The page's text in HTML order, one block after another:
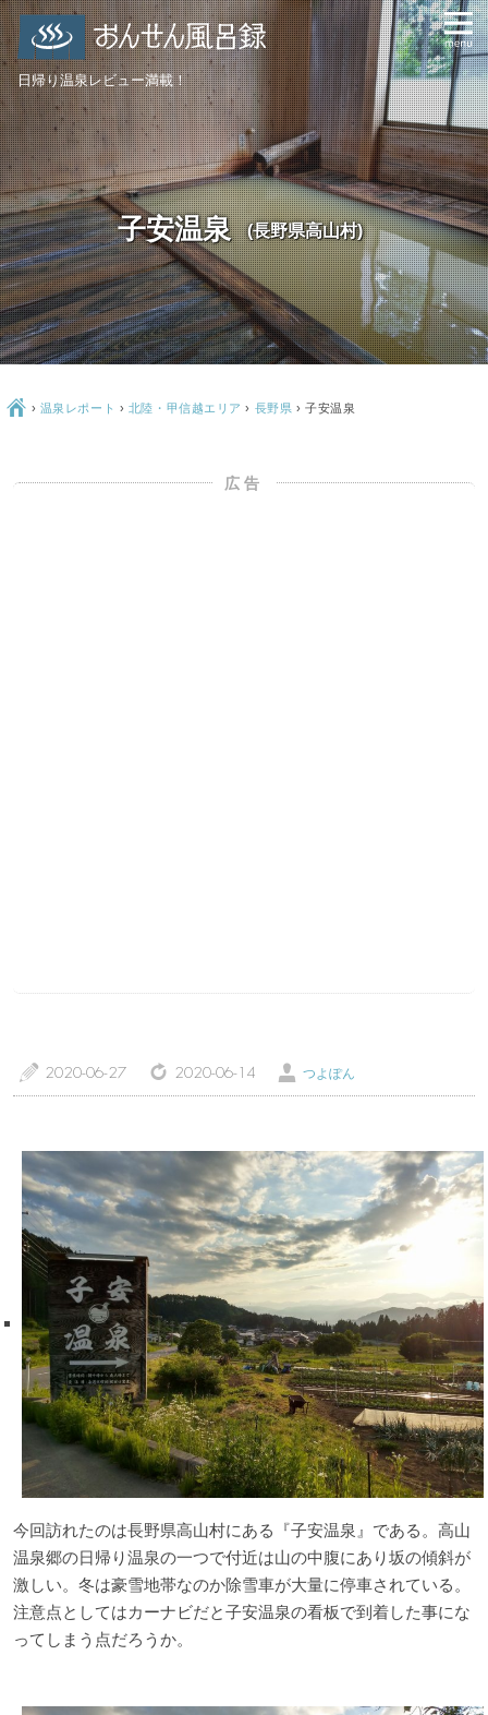
特徴・こだわりで選ぶ エリアから選ぶ
管理人随筆 当サイトについて
ご意見・お問い合わせ 利用規約
個人情報保護方針
日帰り温泉レビュー満載！
子安温泉 (長野県高山村)
Ç › 温泉レポート › 北陸・甲信越エリア › 長野県 › 子安温泉
a 2020-06-27 z 2020-06-14 Ü つよぽん
今回訪れたのは長野県高山村にある『子安温泉』である。高山
温泉郷の日帰り温泉の一つで付近は山の中腹にあり坂の傾斜が
激しい。冬は豪雪地帯なのか除雪車が大量に停車されている。
注意点としてはカーナビだと子安温泉の看板で到着した事にな
ってしまう点だろうか。